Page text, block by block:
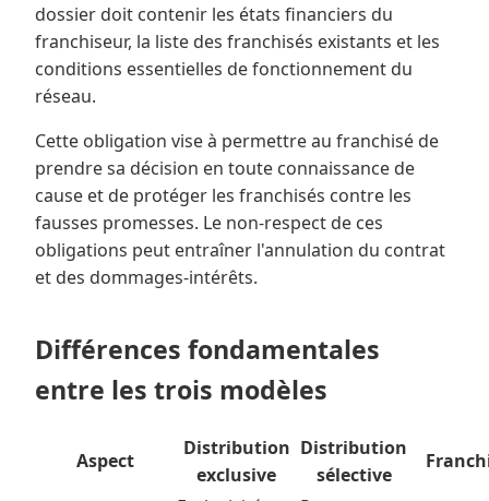
dossier doit contenir les états financiers du
franchiseur, la liste des franchisés existants et les
conditions essentielles de fonctionnement du
réseau.
Cette obligation vise à permettre au franchisé de
prendre sa décision en toute connaissance de
cause et de protéger les franchisés contre les
fausses promesses. Le non-respect de ces
obligations peut entraîner l'annulation du contrat
et des dommages-intérêts.
Différences fondamentales
entre les trois modèles
Aspect
Distribution
exclusive
Distribution
sélective